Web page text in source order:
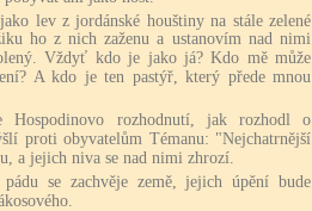
lev z jordánské houštiny na stále zelené
ho z nich zaženu a ustanovím nad nimi
Vždyť kdo je jako já? Kdo mě může
A kdo je ten pastýř, který přede mnou
Hospodinovo rozhodnutí, jak rozhodl o
proti obyvatelům Témanu: "Nejchatrnější
a jejich niva se nad nimi zhrozí.
se zachvěje země, jejich úpění bude